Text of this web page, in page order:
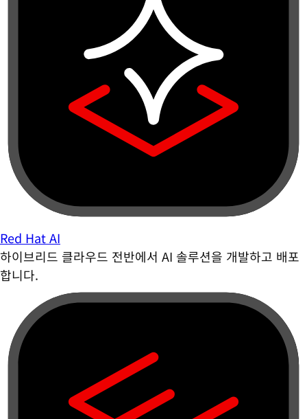
Red Hat AI
하이브리드 클라우드 전반에서 AI 솔루션을 개발하고 배포
합니다.